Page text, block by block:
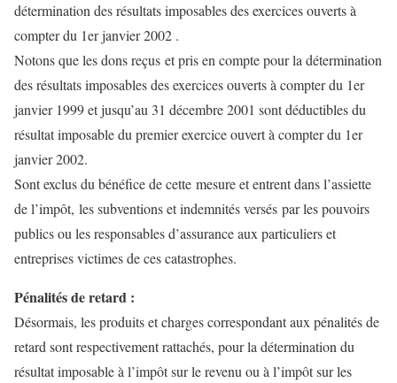
détermination des résultats imposables des exercices ouverts à
compter du 1er janvier 2002 .
Notons que les dons reçus et pris en compte pour la détermination
des résultats imposables des exercices ouverts à compter du 1er
janvier 1999 et jusqu’au 31 décembre 2001 sont déductibles du
résultat imposable du premier exercice ouvert à compter du 1er
janvier 2002.
Sont exclus du bénéfice de cette mesure et entrent dans l’assiette
de l’impôt, les subventions et indemnités versés par les pouvoirs
publics ou les responsables d’assurance aux particuliers et
entreprises victimes de ces catastrophes.
Pénalités de retard :
Désormais, les produits et charges correspondant aux pénalités de
retard sont respectivement rattachés, pour la détermination du
résultat imposable à l’impôt sur le revenu ou à l’impôt sur les